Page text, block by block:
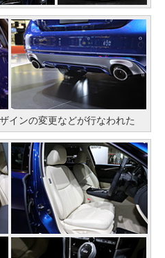
インの変更などが行なわれた